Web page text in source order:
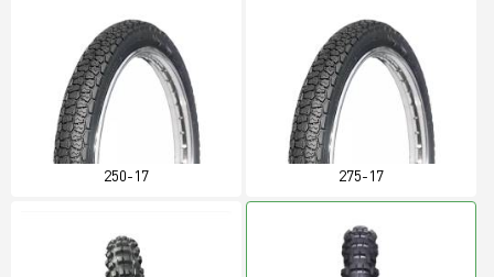
250-17 275-17